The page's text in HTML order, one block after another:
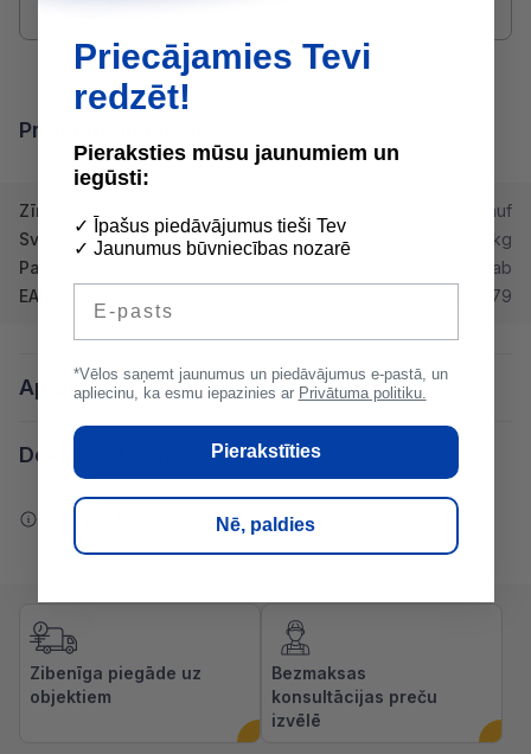
Produkta īpašības
Zīmols
Knauf
Svars
25 kg
Paletē
40 gab
EAN
4750614007679
Apraksts
Dokumentācija
Ziņot par kļūdu saturā
Zibenīga piegāde uz
objektiem
Bezmaksas
konsultācijas preču
izvēlē
Priecājamies Tevi
redzēt!
Pieraksties mūsu jaunumiem un
iegūsti:
✓ Īpašus piedāvājumus tieši Tev
✓ Jaunumus būvniecības nozarē
*Vēlos saņemt jaunumus un piedāvājumus e-pastā, un
apliecinu, ka esmu iepazinies ar Privātuma politiku.
Pierakstīties
Nē, paldies